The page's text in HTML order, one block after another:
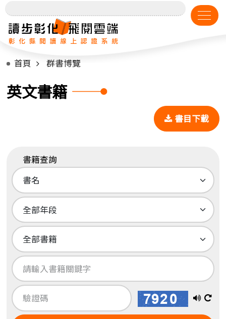
首頁 群書博覽
英文書籍
書目下載
書籍查詢
播
放
換